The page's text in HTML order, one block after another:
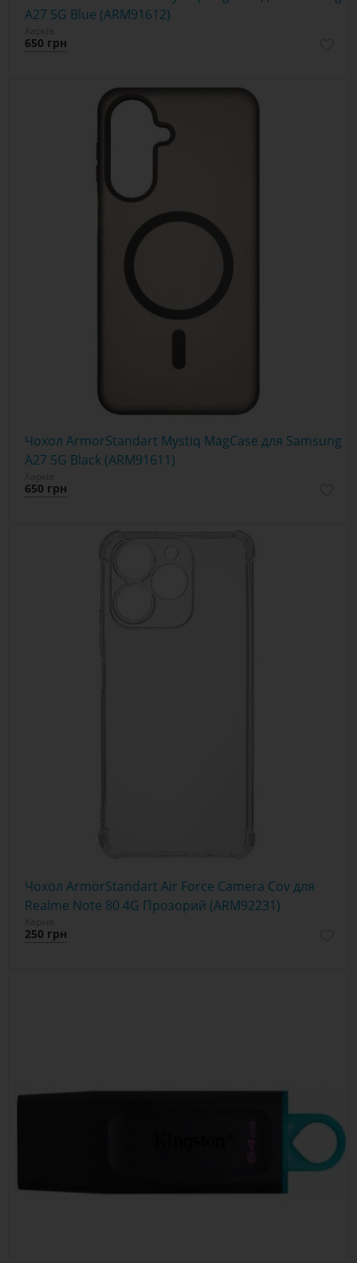
A27 5G Blue (ARM91612)
650 грн
Чохол ArmorStandart Mystiq MagCase для Samsung
A27 5G Black (ARM91611)
650 грн
Чохол ArmorStandart Air Force Camera Cov для
Realme Note 80 4G Прозорий (ARM92231)
250 грн